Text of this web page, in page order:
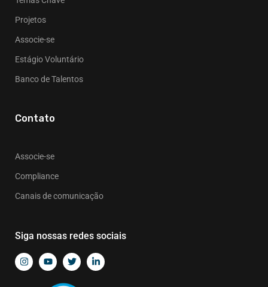
Projetos
Associe-se
Estágio Voluntário
Banco de Talentos
Contato
Associe-se
Compliance
Canais de comunicação
Siga nossas redes sociais